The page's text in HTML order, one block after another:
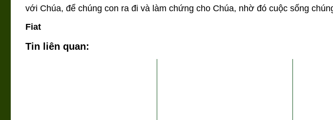
với Chúa, để chúng con ra đi và làm chứng cho Chúa, nhờ đó cuộc sống
Fiat
Tin liên quan: